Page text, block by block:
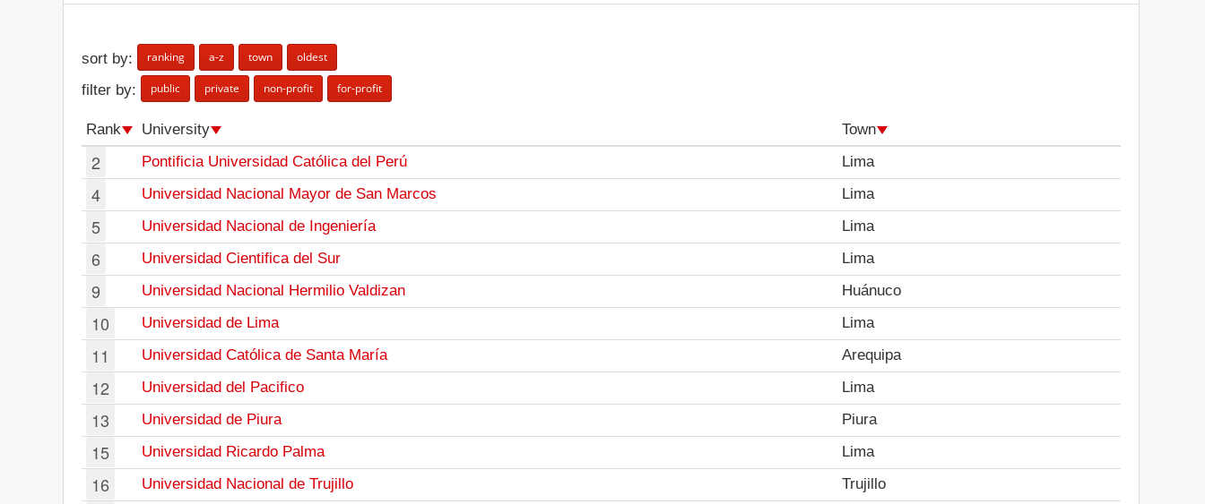
sort by: ranking a-z town oldest
filter by: public private non-profit for-profit
Rank University Town
2 Pontificia Universidad Católica del Perú Lima
4 Universidad Nacional Mayor de San Marcos Lima
5 Universidad Nacional de Ingeniería Lima
6 Universidad Cientifica del Sur Lima
9 Universidad Nacional Hermilio Valdizan Huánuco
10 Universidad de Lima Lima
11 Universidad Católica de Santa María Arequipa
12 Universidad del Pacifico Lima
13 Universidad de Piura Piura
15 Universidad Ricardo Palma Lima
16 Universidad Nacional de Trujillo Trujillo